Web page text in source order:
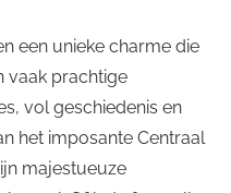
een unieke charme die
vaak prachtige
vol geschiedenis en
het imposante Centraal
majestueuze